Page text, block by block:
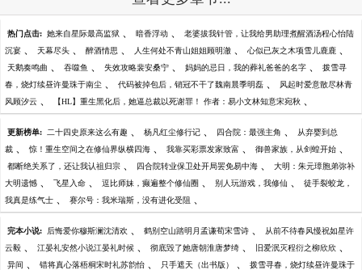
热门点击: 她来自星际最高监狱 、 暗香浮动 、 老婆拔我针管，让我给男助理煮醒酒汤程心怡陆
沉宴 、 天幕尽头 、 醉酒情思 、 人生何处不青山姐姐顾明澈 、 心似已灰之木项雪儿鹿鹿 、
天鹅奏鸣曲 、 吞噬鱼 、 失效攻略裴安桑宁 、 妈妈的忌日，我的葬礼爸爸的名字 、 拨雪寻
春，烧灯续昼许曼珠于南尘 、 代码被掉包后，销冠不干了魏南晨季明磊 、 风起时爱意散尽林青
风顾汐云 、 【HL】重生黑化后，她逼总裁以死谢罪！ 作者：易小文林知意宋宛秋 、
更新榜单: 二十四史原来这么有趣 、 杨凡红尘修行记 、 四合院：最强主角 、 从弃婴到总
裁 、 惊！重生空间之在修仙界纵横四海 、 我靠买彩票发家致富 、 御兽家族，从剑蝗开始 、
都断绝关系了，还让我认祖归宗 、 四合院转业保卫处开局罢免易中海 、 大明：朱元璋胞弟弥补
大明遗憾 、 飞星入命 、 逗比师妹，癫遍整个修仙圈 、 别人玩游戏，我修仙 、 徒手裂蛟龙，
我真是练气士 、 赛尔号：我米瑞斯，没有进化受阻 、
完本小说: 后悔爱你穆斯澜沈清欢 、 鹤别空山踏明月孟谦荀宋雪诗 、 从前不待春风慢祝如星许
云毅 、 江晏礼安然小说江晏礼时候 、 彻底毁了她唐朝淮唐梦绮 、 旧爱泯灭程衍之柳欣欣 、
异间 、 错将真心落梧桐宋时礼苏韵怡 、 只手遮天（出书版） 、 拨雪寻春，烧灯续昼许曼珠于